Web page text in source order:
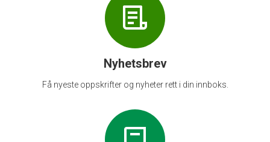
Nyhetsbrev
Få nyeste oppskrifter og nyheter rett i din innboks.